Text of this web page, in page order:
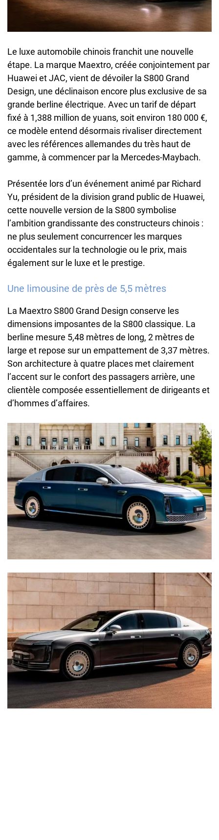
Le luxe automobile chinois franchit une nouvelle
étape. La marque Maextro, créée conjointement par
Huawei et JAC, vient de dévoiler la S800 Grand
Design, une déclinaison encore plus exclusive de sa
grande berline électrique. Avec un tarif de départ
fixé à 1,388 million de yuans, soit environ 180 000 €,
ce modèle entend désormais rivaliser directement
avec les références allemandes du très haut de
gamme, à commencer par la Mercedes-Maybach.
Présentée lors d’un événement animé par Richard
Yu, président de la division grand public de Huawei,
cette nouvelle version de la S800 symbolise
l’ambition grandissante des constructeurs chinois :
ne plus seulement concurrencer les marques
occidentales sur la technologie ou le prix, mais
également sur le luxe et le prestige.
Une limousine de près de 5,5 mètres
La Maextro S800 Grand Design conserve les
dimensions imposantes de la S800 classique. La
berline mesure 5,48 mètres de long, 2 mètres de
large et repose sur un empattement de 3,37 mètres.
Son architecture à quatre places met clairement
l’accent sur le confort des passagers arrière, une
clientèle composée essentiellement de dirigeants et
d’hommes d’affaires.